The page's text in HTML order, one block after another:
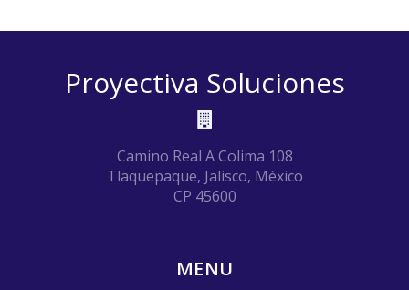
Proyectiva Soluciones
Camino Real A Colima 108
Tlaquepaque, Jalisco, México
CP 45600
MENU